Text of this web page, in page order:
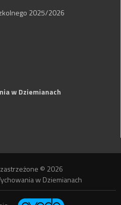
2025/2026
w Dziemianach
© 2026
w Dziemianach